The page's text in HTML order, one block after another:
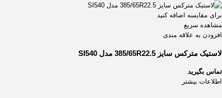
برای مقایسه اضافه کنید
مشاهده سریع
افزودن به علاقه مندی
لاستیک مترکس سایز 385/65R22.5 مدل SI540
تماس بگیرید
اطلاعات بیشتر